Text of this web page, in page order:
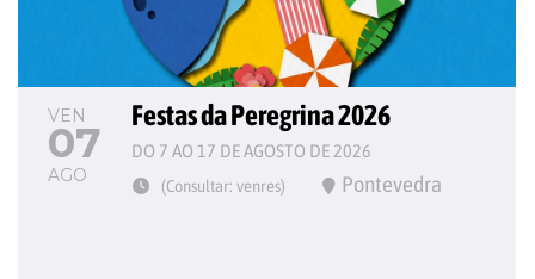
VEN
07
AGO
Festas da Peregrina 2026
DO 7 AO 17 DE AGOSTO DE 2026
(Consultar: venres) Pontevedra